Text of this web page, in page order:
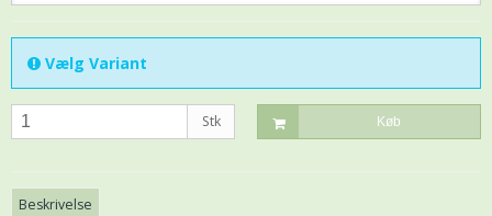
Vælg Variant
Stk Køb
Beskrivelse